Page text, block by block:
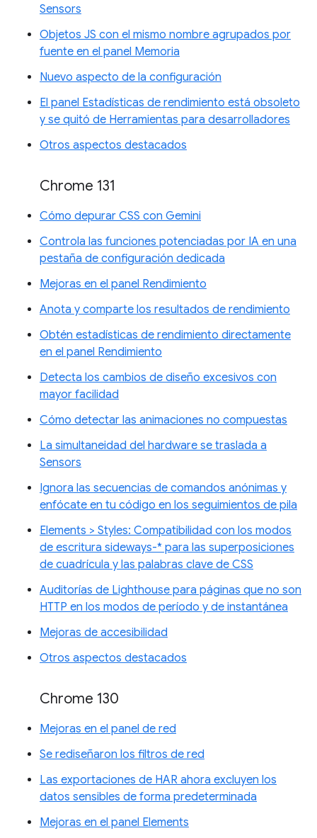
Sensors
Objetos JS con el mismo nombre agrupados por
fuente en el panel Memoria
Nuevo aspecto de la configuración
El panel Estadísticas de rendimiento está obsoleto
y se quitó de Herramientas para desarrolladores
Otros aspectos destacados
Chrome 131
Cómo depurar CSS con Gemini
Controla las funciones potenciadas por IA en una
pestaña de configuración dedicada
Mejoras en el panel Rendimiento
Anota y comparte los resultados de rendimiento
Obtén estadísticas de rendimiento directamente
en el panel Rendimiento
Detecta los cambios de diseño excesivos con
mayor facilidad
Cómo detectar las animaciones no compuestas
La simultaneidad del hardware se traslada a
Sensors
Ignora las secuencias de comandos anónimas y
enfócate en tu código en los seguimientos de pila
Elements > Styles: Compatibilidad con los modos
de escritura sideways-* para las superposiciones
de cuadrícula y las palabras clave de CSS
Auditorías de Lighthouse para páginas que no son
HTTP en los modos de período y de instantánea
Mejoras de accesibilidad
Otros aspectos destacados
Chrome 130
Mejoras en el panel de red
Se rediseñaron los filtros de red
Las exportaciones de HAR ahora excluyen los
datos sensibles de forma predeterminada
Mejoras en el panel Elements